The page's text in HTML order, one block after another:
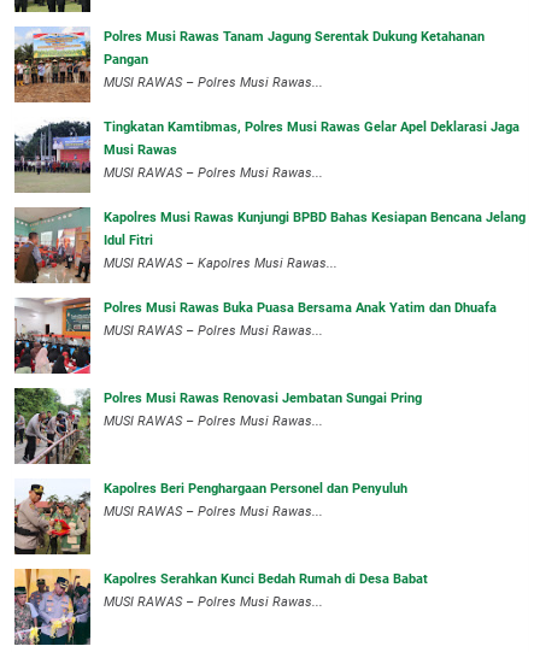
Polres Musi Rawas Tanam Jagung Serentak Dukung Ketahanan
Pangan
MUSI RAWAS – Polres Musi Rawas...
Tingkatan Kamtibmas, Polres Musi Rawas Gelar Apel Deklarasi Jaga
Musi Rawas
MUSI RAWAS – Polres Musi Rawas...
Kapolres Musi Rawas Kunjungi BPBD Bahas Kesiapan Bencana Jelang
Idul Fitri
MUSI RAWAS – Kapolres Musi Rawas...
Polres Musi Rawas Buka Puasa Bersama Anak Yatim dan Dhuafa
MUSI RAWAS – Polres Musi Rawas...
Polres Musi Rawas Renovasi Jembatan Sungai Pring
MUSI RAWAS – Polres Musi Rawas...
Kapolres Beri Penghargaan Personel dan Penyuluh
MUSI RAWAS – Polres Musi Rawas...
Kapolres Serahkan Kunci Bedah Rumah di Desa Babat
MUSI RAWAS – Polres Musi Rawas...